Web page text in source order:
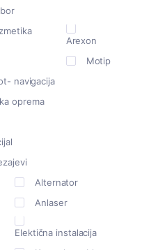
Arexon
Motip
navigacija
oprema
Alternator
Anlaser
Elektična instalacija